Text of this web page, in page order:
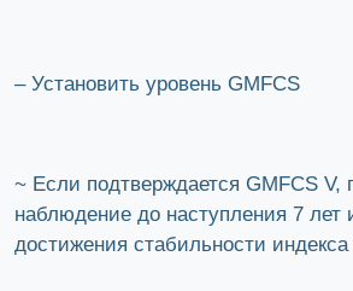
– Установить уровень GMFCS
~ Если подтверждается GMFCS V,
наблюдение до наступления 7 лет
достижения стабильности